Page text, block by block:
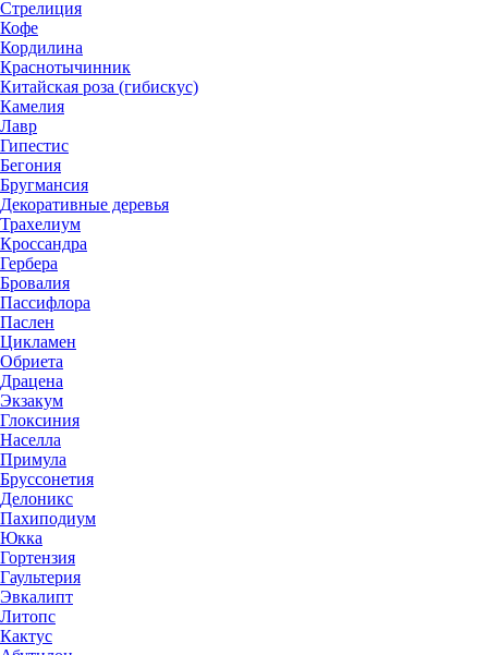
Стрелиция
Кофе
Кордилина
Краснотычинник
Китайская роза (гибискус)
Камелия
Лавр
Гипестис
Бегония
Бругмансия
Декоративные деревья
Трахелиум
Кроссандра
Гербера
Бровалия
Пассифлора
Паслен
Цикламен
Обриета
Драцена
Экзакум
Глоксиния
Населла
Примула
Бруссонетия
Делоникс
Пахиподиум
Юкка
Гортензия
Гаультерия
Эвкалипт
Литопс
Кактус